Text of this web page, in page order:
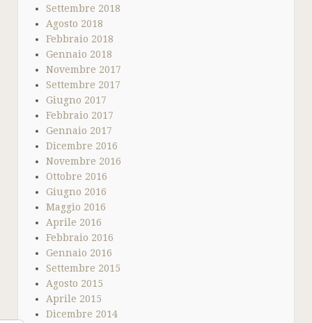
Settembre 2018
Agosto 2018
Febbraio 2018
Gennaio 2018
Novembre 2017
Settembre 2017
Giugno 2017
Febbraio 2017
Gennaio 2017
Dicembre 2016
Novembre 2016
Ottobre 2016
Giugno 2016
Maggio 2016
Aprile 2016
Febbraio 2016
Gennaio 2016
Settembre 2015
Agosto 2015
Aprile 2015
Dicembre 2014